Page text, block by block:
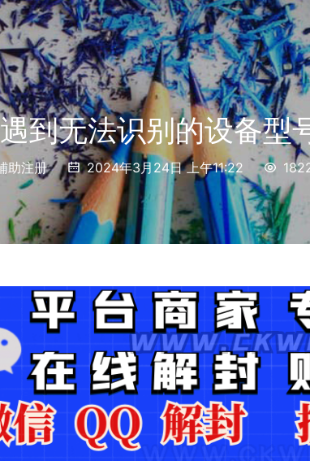
到无法识别的设备型
助注册 2024年3月24日 上午11:22